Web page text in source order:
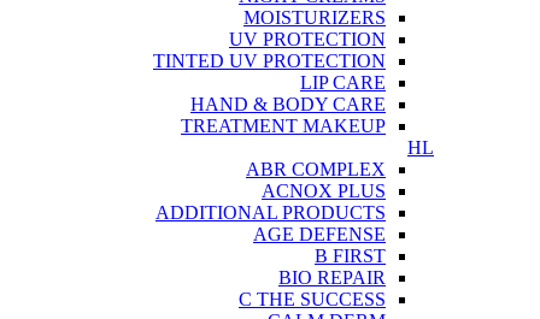
MOISTURIZERS
UV PROTECTION
TINTED UV PROTECTION
LIP CARE
HAND & BODY CARE
TREATMENT MAKEUP
HL
ABR COMPLEX
ACNOX PLUS
ADDITIONAL PRODUCTS
AGE DEFENSE
B FIRST
BIO REPAIR
C THE SUCCESS